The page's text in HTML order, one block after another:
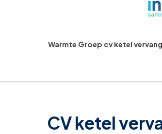
Warmte Groep cv ketel
CV ketel